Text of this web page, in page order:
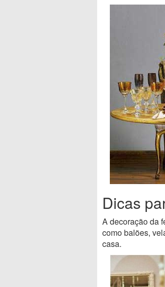
Dicas
A decoração da
como balões,
casa.